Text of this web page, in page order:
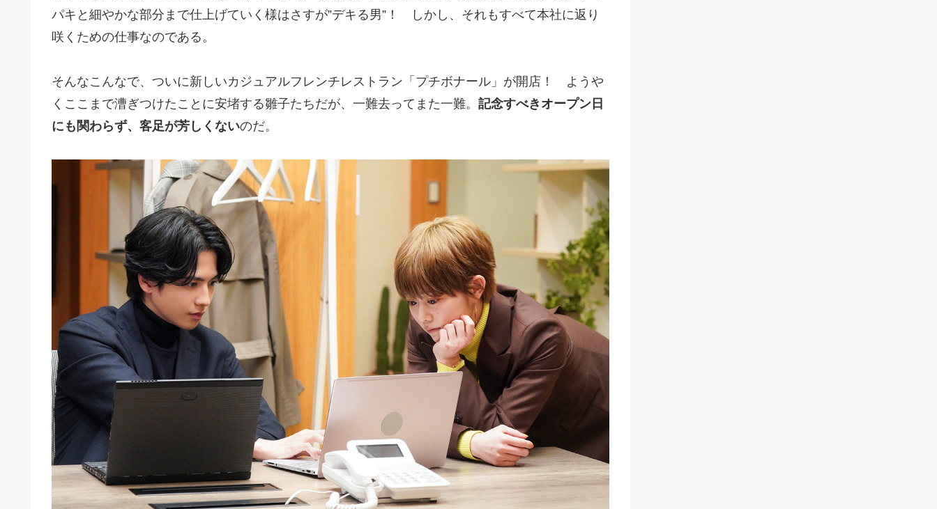
パキと細やかな部分まで仕上げていく様はさすが”デキる男”！ しかし、それもすべて本社に返り
咲くための仕事なのである。
そんなこんなで、ついに新しいカジュアルフレンチレストラン「プチボナール」が開店！ ようや
くここまで漕ぎつけたことに安堵する雛子たちだが、一難去ってまた一難。 記念すべきオープン日
にも関わらず、客足が芳しくないのだ。